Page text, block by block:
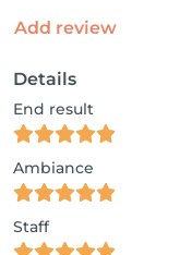
Add review
Details
End result
Ambiance
Staff